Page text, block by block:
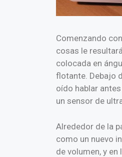
Comenzando
cosas le
colocada en
flotante. Debajo
oído hablar
un sensor de
Alrededor de la
como un nuevo
de volumen, y